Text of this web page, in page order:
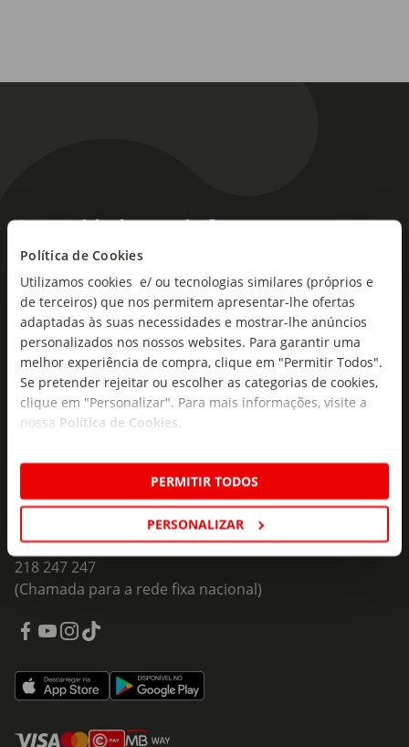
Política de Cookies
Utilizamos cookies e/ ou tecnologias similares (próprios e
de terceiros) que nos permitem apresentar-lhe ofertas
adaptadas às suas necessidades e mostrar-lhe anúncios
personalizados nos nossos websites. Para garantir uma
melhor experiência de compra, clique em "Permitir Todos".
Se pretender rejeitar ou escolher as categorias de cookies,
clique em "Personalizar". Para mais informações, visite a
nossa Política de Cookies
PERMITIR TODOS
PERSONALIZAR
As novidades mais frescas no
seu e-mail!
Subscreva e descubra campanhas exclusivas,
ofertas e novidades para si.
Insira o seu e-
mail
Subscrever
Fale Connosco
Formulário de Contacto
218 247 247
(Chamada para a rede fixa nacional)